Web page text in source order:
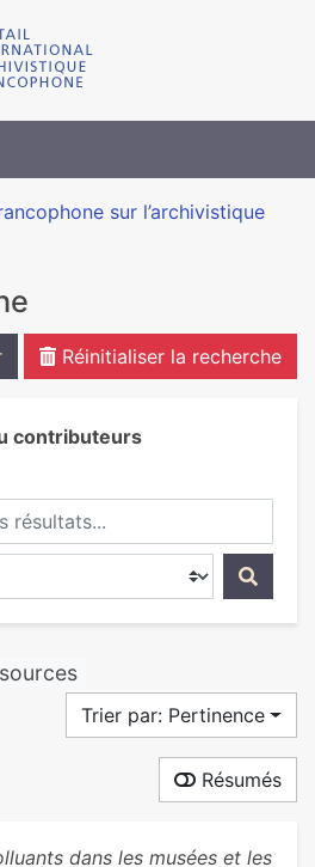
sur l’archivistique
Réinitialiser la recherche
contributeurs
Trier par: Pertinence
Résumés
dans les musées et les